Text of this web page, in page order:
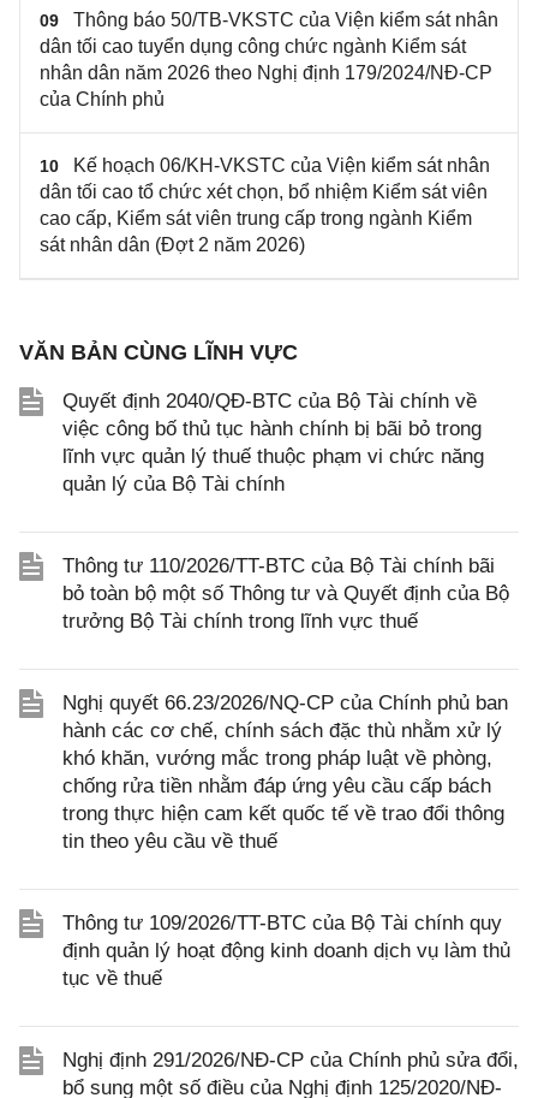
09
Thông báo 50/TB-VKSTC của Viện kiểm sát nhân
dân tối cao tuyển dụng công chức ngành Kiểm sát
nhân dân năm 2026 theo Nghị định 179/2024/NĐ-CP
của Chính phủ
10
Kế hoạch 06/KH-VKSTC của Viện kiểm sát nhân
dân tối cao tổ chức xét chọn, bổ nhiệm Kiểm sát viên
cao cấp, Kiểm sát viên trung cấp trong ngành Kiểm
sát nhân dân (Đợt 2 năm 2026)
VĂN BẢN CÙNG LĨNH VỰC
Quyết định 2040/QĐ-BTC của Bộ Tài chính về
việc công bố thủ tục hành chính bị bãi bỏ trong
lĩnh vực quản lý thuế thuộc phạm vi chức năng
quản lý của Bộ Tài chính
Thông tư 110/2026/TT-BTC của Bộ Tài chính bãi
bỏ toàn bộ một số Thông tư và Quyết định của Bộ
trưởng Bộ Tài chính trong lĩnh vực thuế
Nghị quyết 66.23/2026/NQ-CP của Chính phủ ban
hành các cơ chế, chính sách đặc thù nhằm xử lý
khó khăn, vướng mắc trong pháp luật về phòng,
chống rửa tiền nhằm đáp ứng yêu cầu cấp bách
trong thực hiện cam kết quốc tế về trao đổi thông
tin theo yêu cầu về thuế
Thông tư 109/2026/TT-BTC của Bộ Tài chính quy
định quản lý hoạt động kinh doanh dịch vụ làm thủ
tục về thuế
Nghị định 291/2026/NĐ-CP của Chính phủ sửa đổi,
bổ sung một số điều của Nghị định 125/2020/NĐ-